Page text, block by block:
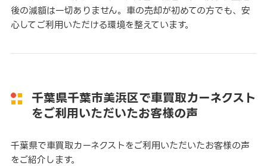
後の減額は一切ありません。車の売却が初めての方でも、安
心してご利用いただける環境を整えています。
千葉県千葉市美浜区で車買取カーネクスト
をご利用いただいたお客様の声
千葉県で車買取カーネクストをご利用いただいたお客様の声
をご紹介します。